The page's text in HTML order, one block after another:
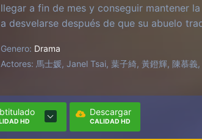
llegar a fin de mes y conseguir mantener
a desvelarse después de que su abuelo
Genero: Drama
Actores: 馬士媛, Janel Tsai, 葉子綺, 黃鐙輝, 陳慕
HD
Descargar
CALIDAD HD